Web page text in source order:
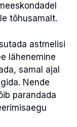
tõhusamalt.
astmelisi
lähenemine
samal ajal
Nende
parandada